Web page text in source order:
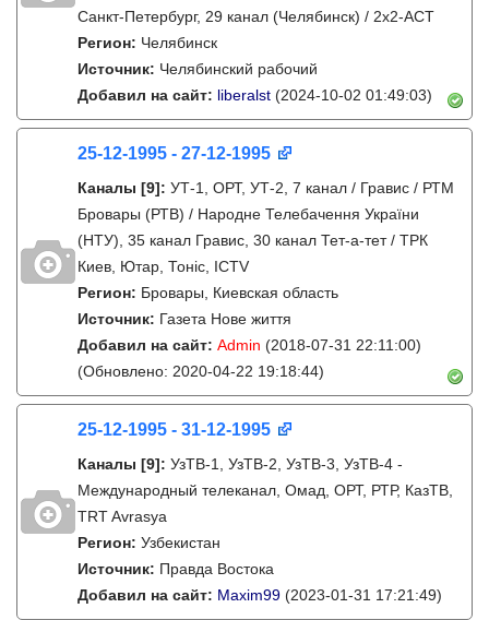
Санкт-Петербург, 29 канал (Челябинск) / 2х2-АСТ
Регион: Челябинск
Источник: Челябинский рабочий
Добавил на сайт: liberalst (2024-10-02 01:49:03)
25-12-1995 - 27-12-1995
Каналы [9]: УТ-1, ОРТ, УТ-2, 7 канал / Гравис / РТМ
Бровары (РТВ) / Народне Телебачення України
(НТУ), 35 канал Гравис, 30 канал Тет-а-тет / ТРК
Киев, Ютар, Тонiс, ICTV
Регион: Бровары, Киевская область
Источник: Газета Нове життя
Добавил на сайт: Admin (2018-07-31 22:11:00)
(Обновлено: 2020-04-22 19:18:44)
25-12-1995 - 31-12-1995
Каналы [9]: УзТВ-1, УзТВ-2, УзТВ-3, УзТВ-4 -
Международный телеканал, Омад, ОРТ, РТР, КазТВ,
TRT Avrasya
Регион: Узбекистан
Источник: Правда Востока
Добавил на сайт: Maxim99 (2023-01-31 17:21:49)